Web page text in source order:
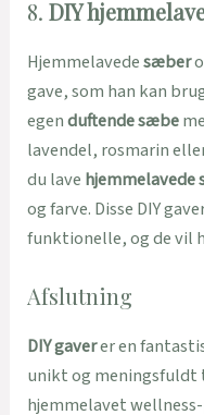
8.DIY
Hjemmelavedesæber
gave, som han kan
egenduftende sæbe
lavendel, rosmarin
du lave hjemmelavede
og farve. Disse DIY
funktionelle, og de vil
Afslutning
DIY gaverer en
unikt og meningsfuldt
hjemmelavet